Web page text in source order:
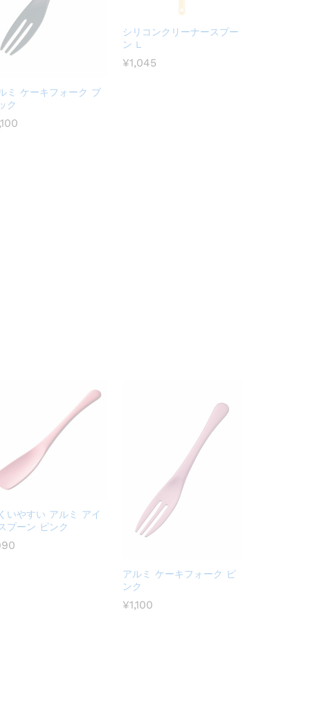
ミ ケーキフォーク ブ
ク
シリコンクリーナースプー
ン L
¥1,045
いやすい アルミ アイ
プーン ピンク
アルミ ケーキフォーク ピ
ンク
¥1,100